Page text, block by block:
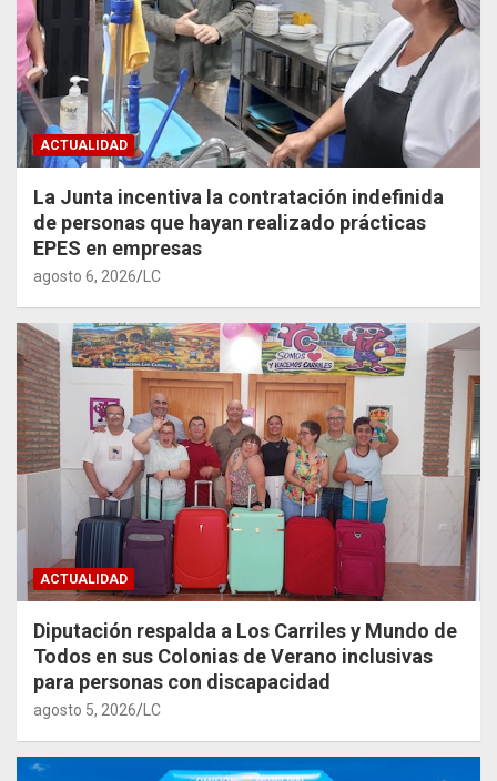
ACTUALIDAD
La Junta incentiva la contratación indefinida
de personas que hayan realizado prácticas
EPES en empresas
agosto 6, 2026 LC
ACTUALIDAD
Diputación respalda a Los Carriles y Mundo de
Todos en sus Colonias de Verano inclusivas
para personas con discapacidad
agosto 5, 2026 LC